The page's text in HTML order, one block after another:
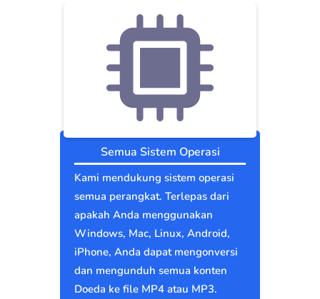
Semua Sistem Operasi
Kami mendukung sistem operasi
semua perangkat. Terlepas dari
apakah Anda menggunakan
Windows, Mac, Linux, Android,
iPhone, Anda dapat mengonversi
dan mengunduh semua konten
Doeda ke file MP4 atau MP3.